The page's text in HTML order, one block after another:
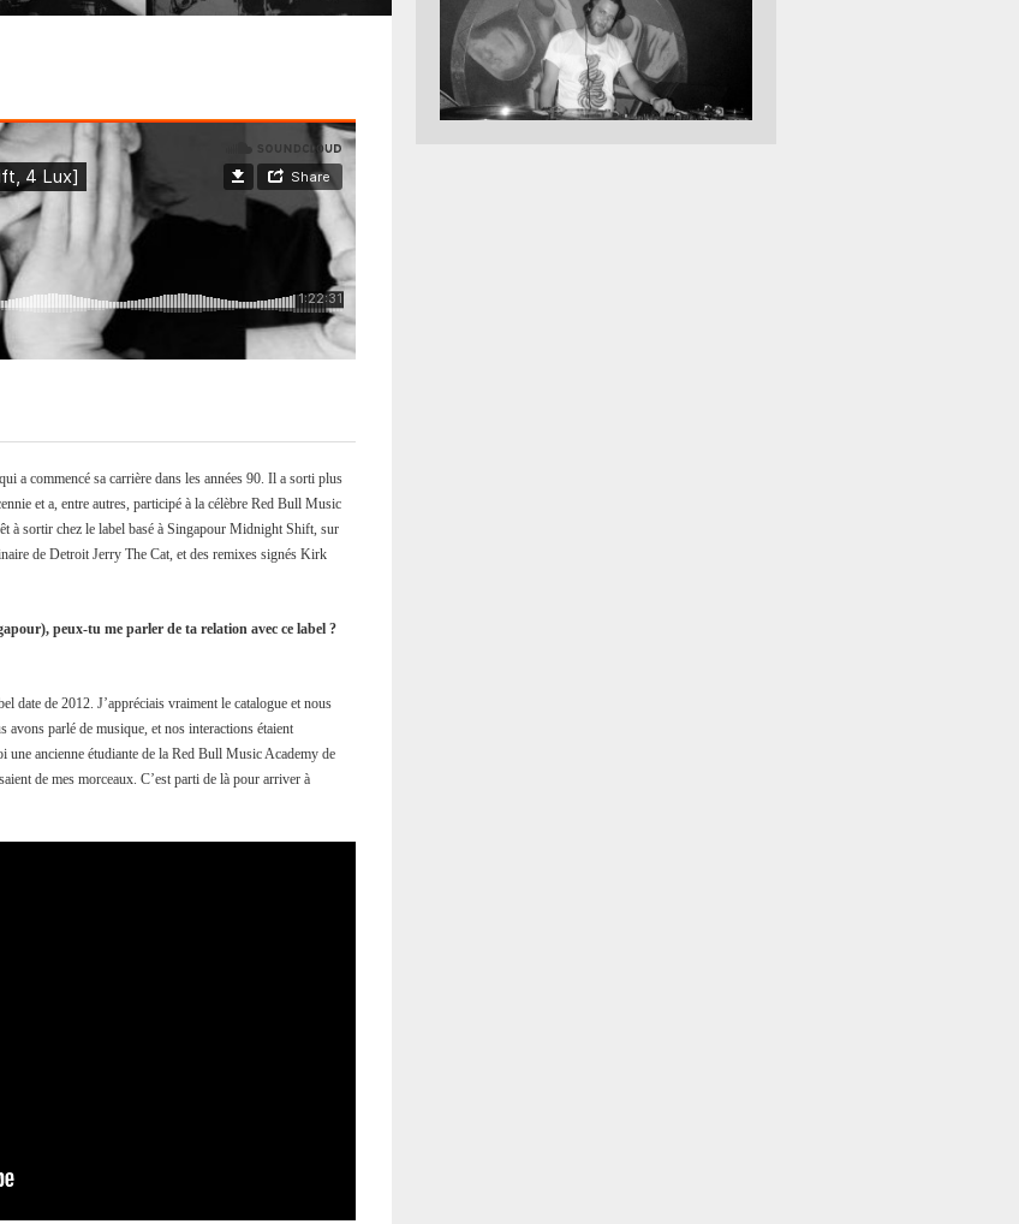
a commencé sa carrière dans les années 90. Il a sorti plus
et a, entre autres, participé à la célèbre Red Bull Music
à sortir chez le label basé à Singapour Midnight Shift, sur
de Detroit Jerry The Cat, et des remixes signés Kirk
peux-tu me parler de ta relation avec ce label ?
date de 2012. J’appréciais vraiment le catalogue et nous
parlé de musique, et nos interactions étaient
ancienne étudiante de la Red Bull Music Academy de
de mes morceaux. C’est parti de là pour arriver à